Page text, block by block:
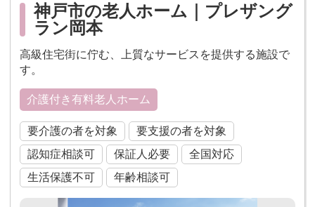
神戸市の老人ホーム｜プレザング
ラン岡本
高級住宅街に佇む、上質なサービスを提供する施設で
す。
介護付き有料老人ホーム
要介護の者を対象
要支援の者を対象
認知症相談可
保証人必要
全国対応
生活保護不可
年齢相談可